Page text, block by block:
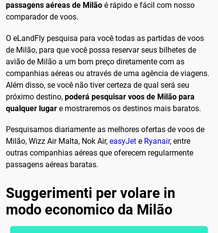
passagens aéreas de Milão é rápido e fácil com nosso
comparador de voos.
O eLandFly pesquisa para você todas as partidas de voos
de Milão, para que você possa reservar seus bilhetes de
avião de Milão a um bom preço diretamente com as
companhias aéreas ou através de uma agência de viagens.
Além disso, se você não tiver certeza de qual será seu
próximo destino, poderá pesquisar voos de Milão para
qualquer lugar e mostraremos os destinos mais baratos.
Pesquisamos diariamente as melhores ofertas de voos de
Milão, Wizz Air Malta, Nok Air, easyJet e Ryanair, entre
outras companhias aéreas que oferecem regularmente
passagens aéreas baratas.
Suggerimenti per volare in
modo economico da Milão